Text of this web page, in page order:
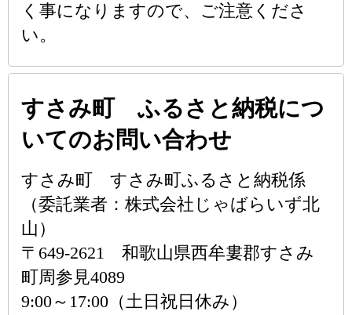
く事になりますので、ご注意くださ
い。
すさみ町 ふるさと納税につ
いてのお問い合わせ
すさみ町 すさみ町ふるさと納税係
（委託業者：株式会社じゃばらいず北
山）
〒649-2621 和歌山県西牟婁郡すさみ
町周参見4089
9:00～17:00（土日祝日休み）